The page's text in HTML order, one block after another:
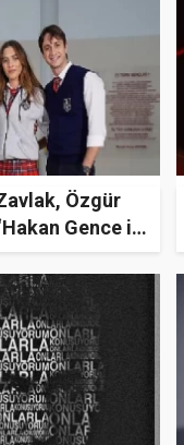
Özgür
Gence ile